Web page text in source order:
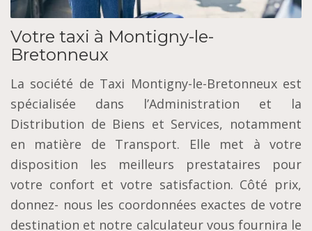
Votre taxi à Montigny-le-
Bretonneux
La société de Taxi Montigny-le-Bretonneux est
spécialisée dans l’Administration et la
Distribution de Biens et Services, notamment
en matière de Transport. Elle met à votre
disposition les meilleurs prestataires pour
votre confort et votre satisfaction. Côté prix,
donnez- nous les coordonnées exactes de votre
destination et notre calculateur vous fournira le